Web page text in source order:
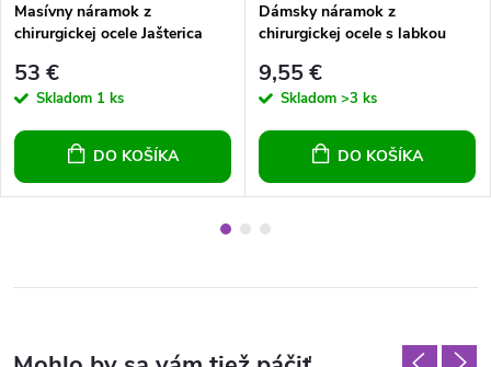
Masívny náramok z
chirurgickej ocele Jašterica
53 €
Skladom 1 ks
DO KOŠÍKA
Dámsky náramok z
chirurgickej ocele s labkou
9,55 €
Skladom >3 ks
DO KOŠÍKA